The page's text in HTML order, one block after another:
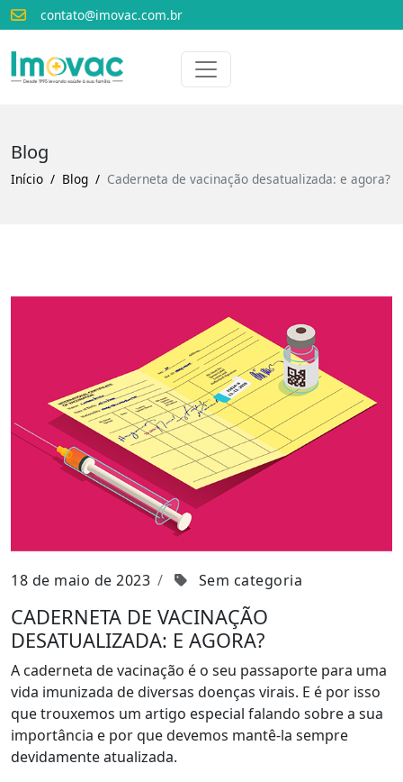
contato@imovac.com.br
Voltar para o início
Blog
Início Blog Caderneta de vacinação desatualizada: e agora?
18 de maio de 2023 Sem categoria
CADERNETA DE VACINAÇÃO
DESATUALIZADA: E AGORA?
A caderneta de vacinação é o seu passaporte para uma
vida imunizada de diversas doenças virais. E é por isso
que trouxemos um artigo especial falando sobre a sua
importância e por que devemos mantê-la sempre
devidamente atualizada.